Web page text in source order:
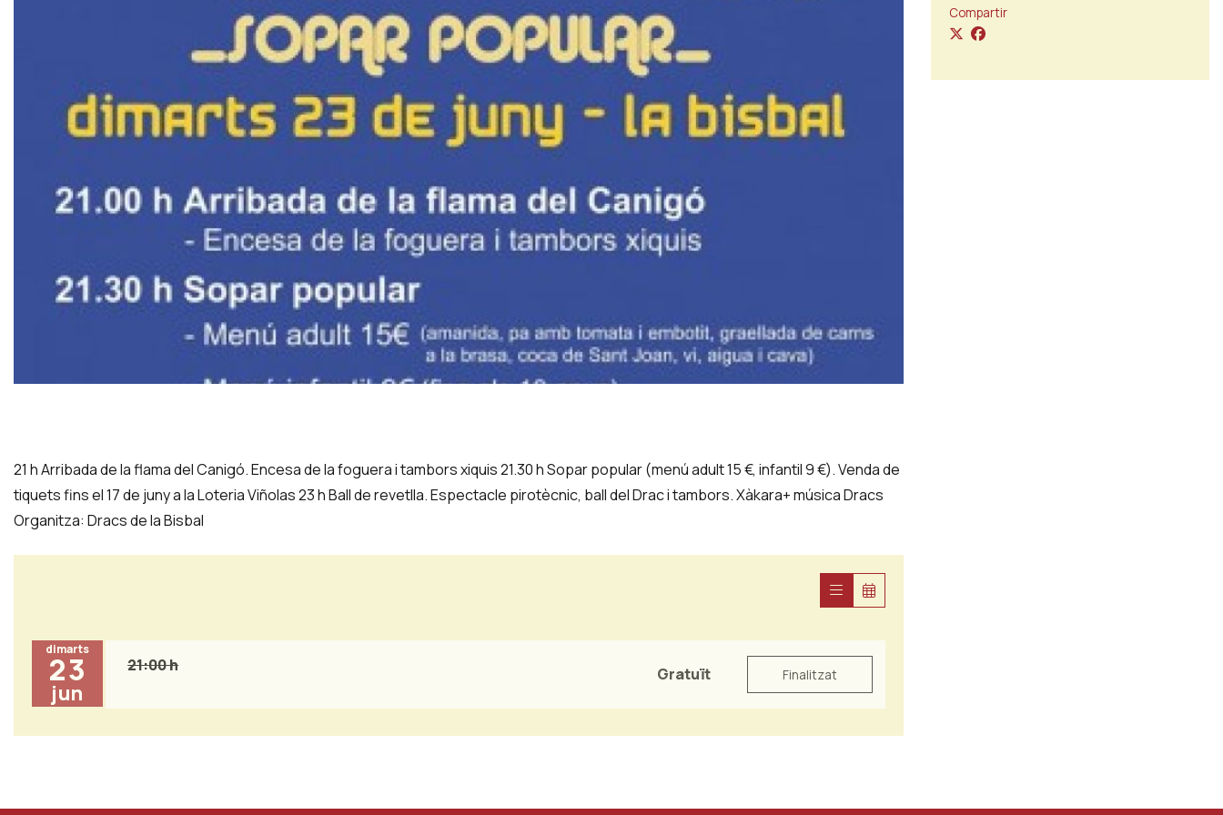
Compartir
21 h Arribada de la flama del Canigó. Encesa de la foguera i tambors xiquis 21.30 h Sopar popular (menú adult 15 €, infantil 9 €). Venda de
tiquets fins el 17 de juny a la Loteria Viñolas 23 h Ball de revetlla. Espectacle pirotècnic, ball del Drac i tambors. Xàkara+ música Dracs
Organitza: Dracs de la Bisbal
dimarts
23
jun
21:00 h Gratuït Finalitzat